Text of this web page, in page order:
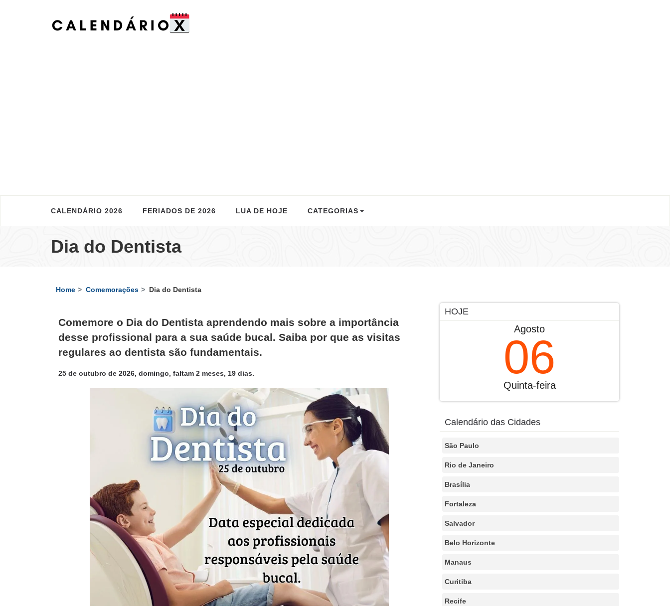
CALENDÁRIO 2026 FERIADOS DE 2026 LUA DE HOJE CATEGORIAS
Dia do Dentista
Home Comemorações Dia do Dentista
Comemore o Dia do Dentista aprendendo mais sobre a importância
desse profissional para a sua saúde bucal. Saiba por que as visitas
regulares ao dentista são fundamentais.
25 de outubro de 2026, domingo, faltam 2 meses, 19 dias.
HOJE
Agosto
06
Quinta-feira
Calendário das Cidades
São Paulo
Rio de Janeiro
Brasília
Fortaleza
Salvador
Belo Horizonte
Manaus
Curitiba
Recife